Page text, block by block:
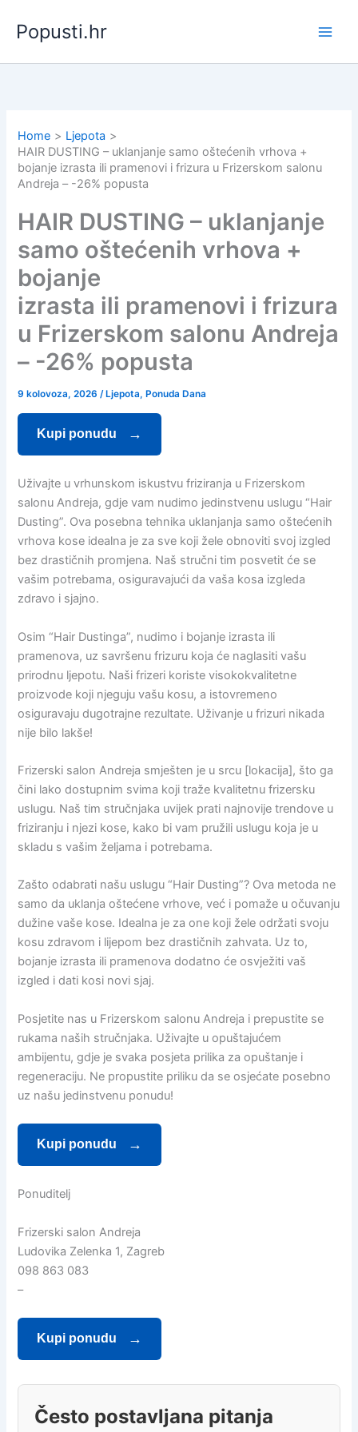
content
Popusti.hr
Home
Ljepota
HAIR DUSTING – uklanjanje samo oštećenih vrhova +
bojanje izrasta ili pramenovi i frizura u Frizerskom salonu
Andreja – -26% popusta
HAIR DUSTING – uklanjanje
samo oštećenih vrhova +
bojanje
izrasta ili pramenovi i frizura
u Frizerskom salonu Andreja
– -26% popusta
9 kolovoza, 2026/ Ljepota, Ponuda Dana
Kupi ponudu
Uživajte u vrhunskom iskustvu friziranja u Frizerskom
salonu Andreja, gdje vam nudimo jedinstvenu uslugu “Hair
Dusting”. Ova posebna tehnika uklanjanja samo oštećenih
vrhova kose idealna je za sve koji žele obnoviti svoj izgled
bez drastičnih promjena. Naš stručni tim posvetit će se
vašim potrebama, osiguravajući da vaša kosa izgleda
zdravo i sjajno.
Osim “Hair Dustinga”, nudimo i bojanje izrasta ili
pramenova, uz savršenu frizuru koja će naglasiti vašu
prirodnu ljepotu. Naši frizeri koriste visokokvalitetne
proizvode koji njeguju vašu kosu, a istovremeno
osiguravaju dugotrajne rezultate. Uživanje u frizuri nikada
nije bilo lakše!
Frizerski salon Andreja smješten je u srcu [lokacija], što ga
čini lako dostupnim svima koji traže kvalitetnu frizersku
uslugu. Naš tim stručnjaka uvijek prati najnovije trendove u
friziranju i njezi kose, kako bi vam pružili uslugu koja je u
skladu s vašim željama i potrebama.
Zašto odabrati našu uslugu “Hair Dusting”? Ova metoda ne
samo da uklanja oštećene vrhove, već i pomaže u očuvanju
dužine vaše kose. Idealna je za one koji žele održati svoju
kosu zdravom i lijepom bez drastičnih zahvata. Uz to,
bojanje izrasta ili pramenova dodatno će osvježiti vaš
izgled i dati kosi novi sjaj.
Posjetite nas u Frizerskom salonu Andreja i prepustite se
rukama naših stručnjaka. Uživajte u opuštajućem
ambijentu, gdje je svaka posjeta prilika za opuštanje i
regeneraciju. Ne propustite priliku da se osjećate posebno
uz našu jedinstvenu ponudu!
Kupi ponudu
Ponuditelj
Frizerski salon Andreja
Ludovika Zelenka 1, Zagreb
098 863 083
–
Kupi ponudu
Često postavljana pitanja